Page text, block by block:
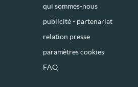
qui sommes-nous
publicité - partenariat
relation presse
paramètres cookies
FAQ